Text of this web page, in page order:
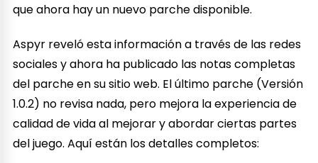
que ahora hay un nuevo parche disponible.
Aspyr reveló esta información a través de las redes
sociales y ahora ha publicado las notas completas
del parche en su sitio web. El último parche (Versión
1.0.2) no revisa nada, pero mejora la experiencia de
calidad de vida al mejorar y abordar ciertas partes
del juego. Aquí están los detalles completos: